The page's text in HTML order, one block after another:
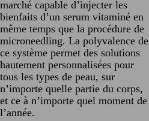
marché capable d’injecter les
bienfaits d’un serum vitaminé en
même temps que la procédure de
microneedling. La polyvalence de
ce système permet des solutions
hautement personnalisées pour
tous les types de peau, sur
n’importe quelle partie du corps,
et ce à n’importe quel moment de
l’année.